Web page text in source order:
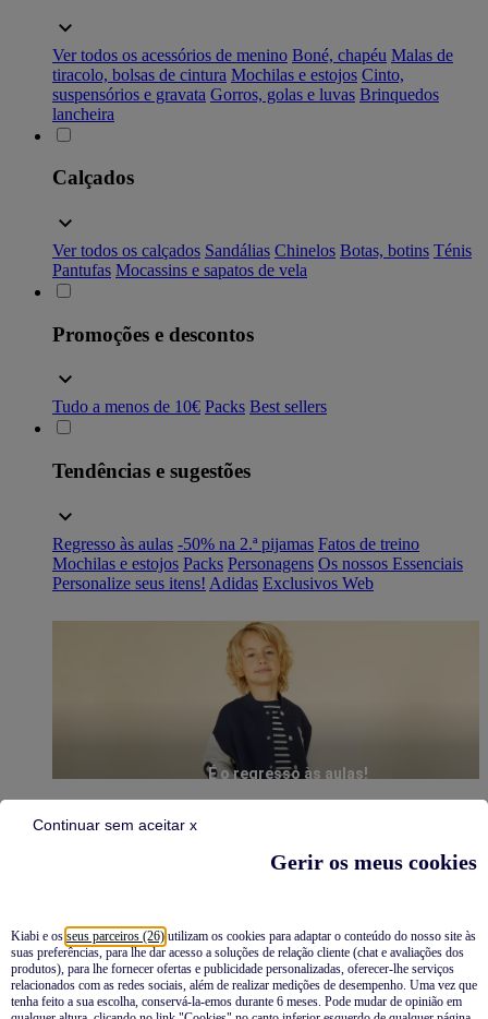
Gerir os meus cookies
Kiabi e os seus parceiros (26) utilizam os cookies para adaptar o conteúdo do nosso site às
suas preferências, para lhe dar acesso a soluções de relação cliente (chat e avaliações dos
produtos), para lhe fornecer ofertas e publicidade personalizadas, oferecer-lhe serviços
relacionados com as redes sociais, além de realizar medições de desempenho. Uma vez que
tenha feito a sua escolha, conservá-la-emos durante 6 meses. Pode mudar de opinião em
Continuar sem aceitar x
Ver todos os acessórios de menino Boné, chapéu Malas de
tiracolo, bolsas de cintura Mochilas e estojos Cinto,
suspensórios e gravata Gorros, golas e luvas Brinquedos
lancheira
Calçados
Ver todos os calçados Sandálias Chinelos Botas, botins Ténis
Pantufas Mocassins e sapatos de vela
Promoções e descontos
Tudo a menos de 10€ Packs Best sellers
Tendências e sugestões
Regresso às aulas -50% na 2.ª pijamas Fatos de treino
Mochilas e estojos Packs Personagens Os nossos Essenciais
Personalize seus itens! Adidas Exclusivos Web
É o regresso às aulas!
Pijamas
Novidades